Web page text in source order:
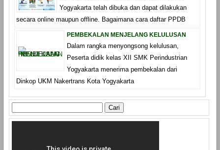
Yogyakarta telah dibuka dan dapat dilakukan
secara online maupun offline. Bagaimana cara daftar PPDB
PEMBEKALAN MENJELANG KELULUSAN
Dalam rangka menyongsong kelulusan,
Peserta didik kelas XII SMK Perindustrian
Yogyakarta menerima pembekalan dari
Dinkop UKM Nakertrans Kota Yogyakarta
untuk: